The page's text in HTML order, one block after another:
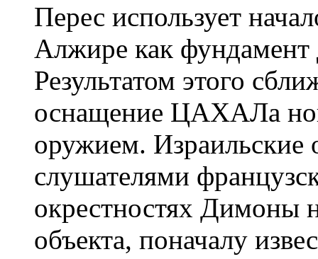
Перес использует
Алжире как
Результатом этого
оснащение ЦАХАЛа
оружием. Израильские
слушателями
окрестностях Димоны
объекта, поначалу